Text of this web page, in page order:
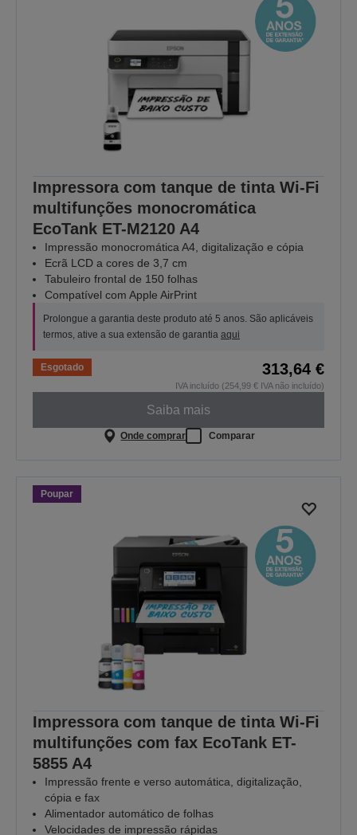
Impressora com tanque de tinta Wi-Fi
multifunções monocromática
EcoTank ET-M2120 A4
Impressão monocromática A4, digitalização e cópia
Ecrã LCD a cores de 3,7 cm
Tabuleiro frontal de 150 folhas
Compatível com Apple AirPrint
Prolongue a garantia deste produto até 5 anos. São aplicáveis
termos, ative a sua extensão de garantia aqui
Esgotado 313,64 €
IVA incluído (254,99 € IVA não incluído)
Saiba mais
Onde comprar Comparar
Poupar
Impressora com tanque de tinta Wi-Fi
multifunções com fax EcoTank ET-
5855 A4
Impressão frente e verso automática, digitalização,
cópia e fax
Alimentador automático de folhas
Velocidades de impressão rápidas